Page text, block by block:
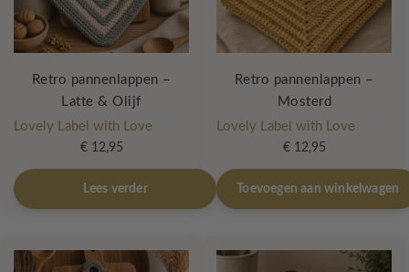
Retro pannenlappen –
Latte & Olijf
Lovely Label with Love
€12,95
Lees verder
Retro pannenlappen –
Mosterd
Lovely Label with Love
€12,95
Toevoegen aan winkelwagen